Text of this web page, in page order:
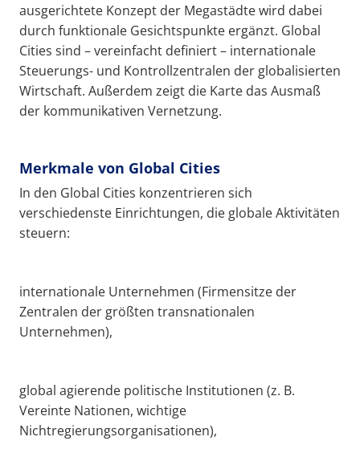
ausgerichtete Konzept der Megastädte wird dabei
durch funktionale Gesichtspunkte ergänzt. Global
Cities sind – vereinfacht definiert – internationale
Steuerungs- und Kontrollzentralen der globalisierten
Wirtschaft. Außerdem zeigt die Karte das Ausmaß
der kommunikativen Vernetzung.
Merkmale von Global Cities
In den Global Cities konzentrieren sich
verschiedenste Einrichtungen, die globale Aktivitäten
steuern:
internationale Unternehmen (Firmensitze der
Zentralen der größten transnationalen
Unternehmen),
global agierende politische Institutionen (z. B.
Vereinte Nationen, wichtige
Nichtregierungsorganisationen),